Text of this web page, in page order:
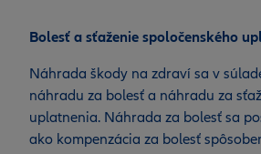
Bolesť a sťaženie spoločenského
Náhrada škody na zdraví sa v
náhradu za bolesť a náhradu za
uplatnenia. Náhrada za bolesť sa
ako kompenzácia za bolesť